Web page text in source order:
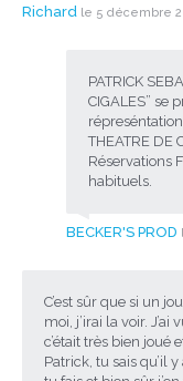
Richard le 5 décembre
PATRICK
CIGALES” se
THEATRE DE
Réservations
habituels.
BECKER'S PROD
C’est sûr que si un
moi, j’irai la voir.
c’était très bien joué
Patrick, tu sais qu’il